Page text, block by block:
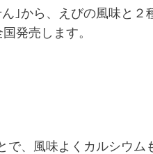
｣から、えびの風味と
発売します。
、風味よくカルシウム